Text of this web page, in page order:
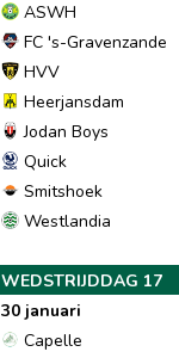
ASWH
FC 's-Gravenzande
HVV
Heerjansdam
Jodan Boys
Quick
Smitshoek
Westlandia
WEDSTRIJDDAG 17
30 januari
Capelle